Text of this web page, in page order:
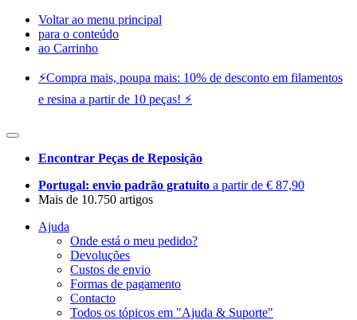
Voltar ao menu principal
para o conteúdo
ao Carrinho
⚡️Compra mais, poupa mais: 10% de desconto em filamentos
e resina a partir de 10 peças! ⚡️
Encontrar Peças de Reposição
Portugal: envio padrão gratuito a partir de € 87,90
Mais de 10.750 artigos
Ajuda
Onde está o meu pedido?
Devoluções
Custos de envio
Formas de pagamento
Contacto
Todos os tópicos em "Ajuda & Suporte"